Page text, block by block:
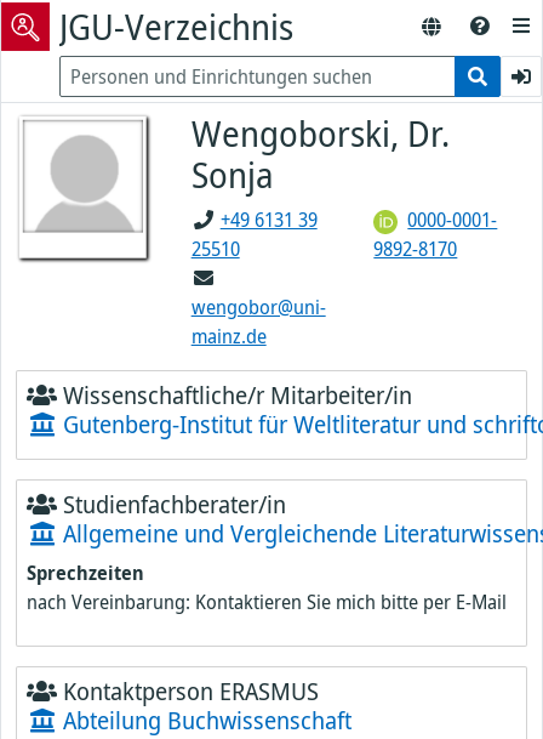
JGU-Verzeichnis
Wengoborski, Dr.
Sonja
+49 6131 39
25510
wengobor@uni-
mainz.de
0000-0001-
9892-8170
Wissenschaftliche/r Mitarbeiter/in
Gutenberg-Institut für Weltliteratur und
Studienfachberater/in
Allgemeine und Vergleichende
Sprechzeiten
nach Vereinbarung: Kontaktieren Sie mich bitte per E-Mail
Kontaktperson ERASMUS
Abteilung Buchwissenschaft